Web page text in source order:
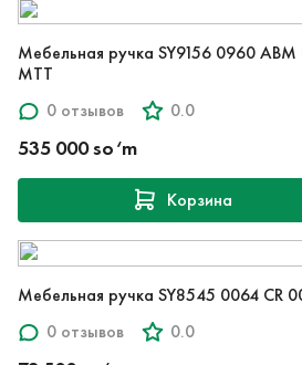
Мебельная ручка SY9156 0960 ABM 0960 MM ANT.BRSHD
MTT
0 отзывов
0.0
535 000 so‘m
Корзина
0 отзывов
0.0